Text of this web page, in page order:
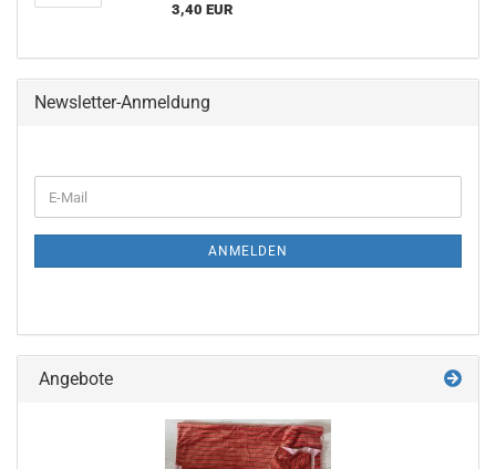
3,40 EUR
Newsletter-Anmeldung
ZUR
E-
Mail
ANMELDEN
Angebote